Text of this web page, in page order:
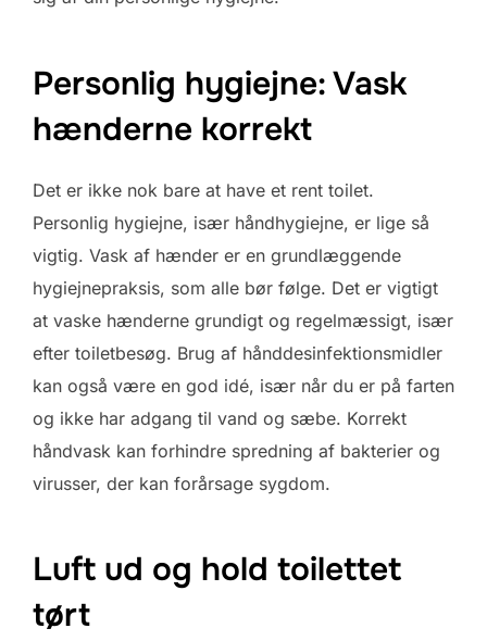
Personlig hygiejne: Vask
hænderne korrekt
Det er ikke nok bare at have et rent toilet.
Personlig hygiejne, især håndhygiejne, er lige så
vigtig. Vask af hænder er en grundlæggende
hygiejnepraksis, som alle bør følge. Det er vigtigt
at vaske hænderne grundigt og regelmæssigt, især
efter toiletbesøg. Brug af hånddesinfektionsmidler
kan også være en god idé, især når du er på farten
og ikke har adgang til vand og sæbe. Korrekt
håndvask kan forhindre spredning af bakterier og
virusser, der kan forårsage sygdom.
Luft ud og hold toilettet
tørt